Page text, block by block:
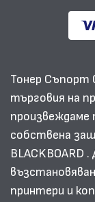
Тонер Съпорт
търговия на
произвеждаме
собствена
принтери и